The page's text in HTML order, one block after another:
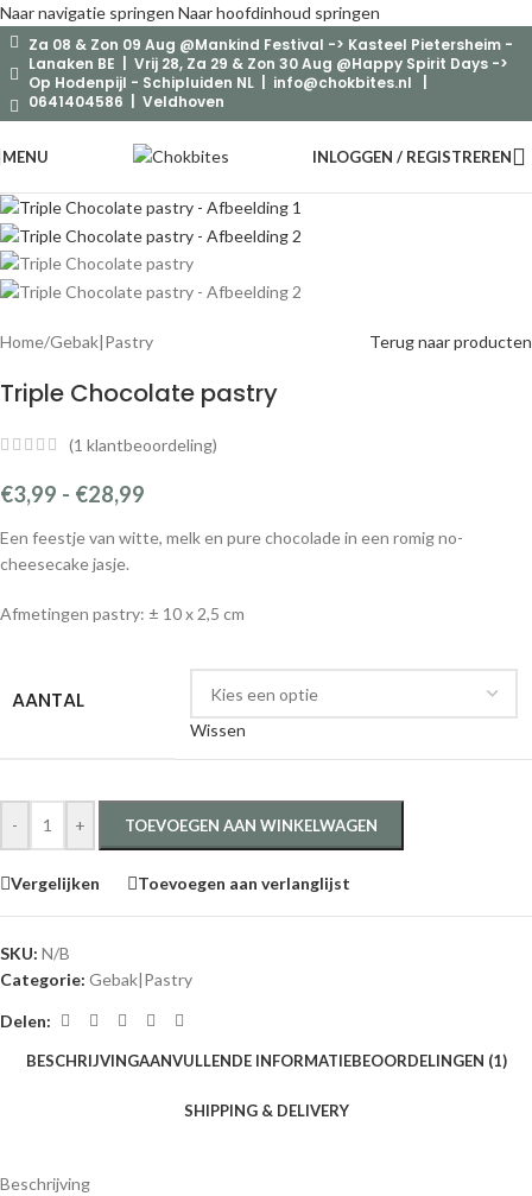
Naar navigatie springen Naar hoofdinhoud springen
Za 08 & Zon 09 Aug @Mankind Festival -> Kasteel Pietersheim -
Lanaken BE | Vrij 28, Za 29 & Zon 30 Aug @Happy Spirit Days ->
Op Hodenpijl - Schipluiden NL | info@chokbites.nl
0641404586 | Veldhoven
MENU INLOGGEN / REGISTREREN
-9%
Home/Gebak|Pastry Terug naar producten
Triple Chocolate pastry
(1 klantbeoordeling)
€3,99 - €28,99
Een feestje van witte, melk en pure chocolade in een romig no-
cheesecake jasje.
Afmetingen pastry: ± 10 x 2,5 cm
AANTAL
Wissen
- + TOEVOEGEN AAN WINKELWAGEN
Vergelijken Toevoegen aan verlanglijst
SKU: N/B
Categorie: Gebak|Pastry
Delen:
BESCHRIJVINGAANVULLENDE INFORMATIEBEOORDELINGEN (1)
SHIPPING & DELIVERY
Beschrijving